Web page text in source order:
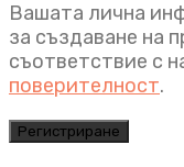
Вашата лична
за създаване на
съответствие с
поверителност.
Регистриране